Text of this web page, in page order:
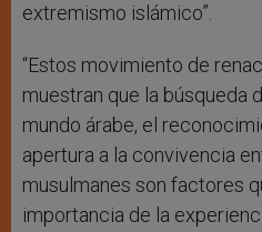
extremismo islámico”.
“Estos movimiento de
muestran que la búsqueda
mundo árabe, el
apertura a la convivencia
musulmanes son factores
importancia de la